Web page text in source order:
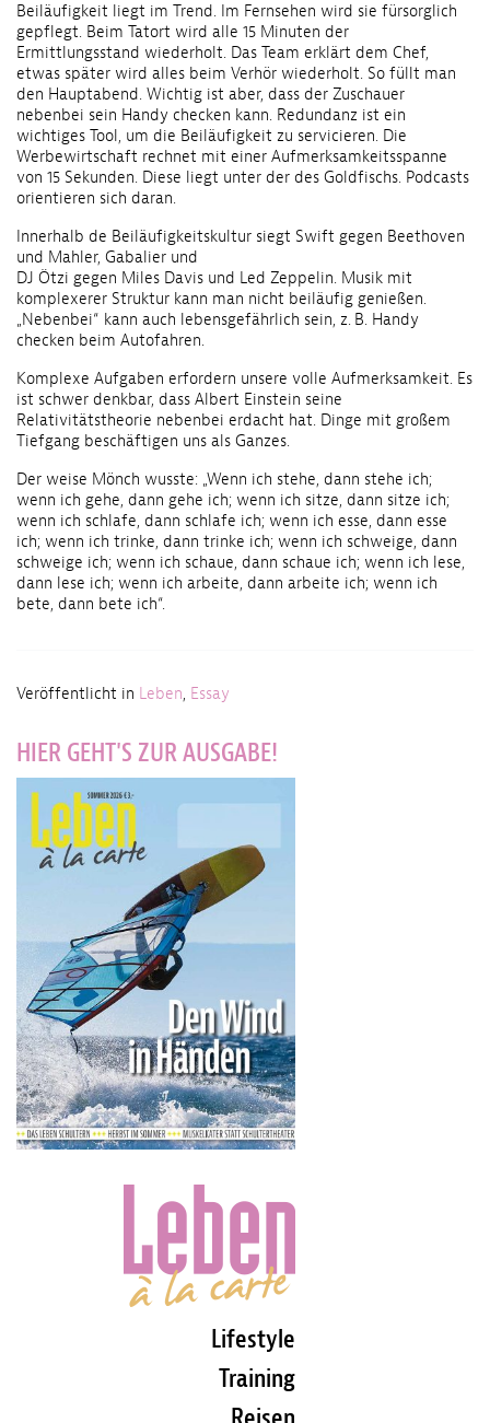
Beiläufigkeit liegt im Trend. Im Fernsehen wird sie fürsorglich
gepflegt. Beim Tatort wird alle 15 Minuten der
Ermittlungsstand wiederholt. Das Team erklärt dem Chef,
etwas später wird alles beim Verhör wiederholt. So füllt man
den Hauptabend. Wichtig ist aber, dass der Zuschauer
nebenbei sein Handy checken kann. Redundanz ist ein
wichtiges Tool, um die Beiläufigkeit zu servicieren. Die
Werbewirtschaft rechnet mit einer Aufmerksamkeitsspanne
von 15 Sekunden. Diese liegt unter der des Goldfischs. Podcasts
orientieren sich daran.
Innerhalb de Beiläufigkeitskultur siegt Swift gegen Beethoven
und Mahler, Gabalier und
DJ Ötzi gegen Miles Davis und Led Zeppelin. Musik mit
komplexerer Struktur kann man nicht beiläufig genießen.
„Nebenbei“ kann auch lebensgefährlich sein, z. B. Handy
checken beim Autofahren.
Komplexe Aufgaben erfordern unsere volle Aufmerksamkeit. Es
ist schwer denkbar, dass Albert Einstein seine
Relativitätstheorie nebenbei erdacht hat. Dinge mit großem
Tiefgang beschäftigen uns als Ganzes.
Der weise Mönch wusste: „Wenn ich stehe, dann stehe ich;
wenn ich gehe, dann gehe ich; wenn ich sitze, dann sitze ich;
wenn ich schlafe, dann schlafe ich; wenn ich esse, dann esse
ich; wenn ich trinke, dann trinke ich; wenn ich schweige, dann
schweige ich; wenn ich schaue, dann schaue ich; wenn ich lese,
dann lese ich; wenn ich arbeite, dann arbeite ich; wenn ich
bete, dann bete ich“.
Veröffentlicht in Leben, Essay
Lifestyle
Training
HIER GEHT'S ZUR AUSGABE!